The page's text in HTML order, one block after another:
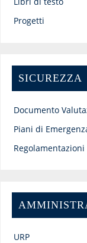
Progetti
SICUREZZA
Documento
Piani di
Regolamentazioni
URP